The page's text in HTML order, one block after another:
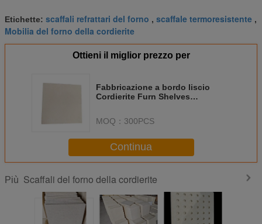
Etichette: scaffali refrattari del forno , scaffale termoresistente ,
Mobilia del forno della cordierite
Ottieni il miglior prezzo per
Fabbricazione a bordo liscio
Cordierite Furn Shelves
MOQ： 300PCS
Continua
Più Scaffali del forno della cordierite